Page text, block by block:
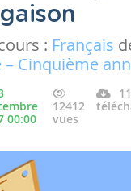
: Français
– Cinquième
00:00
12412
vues